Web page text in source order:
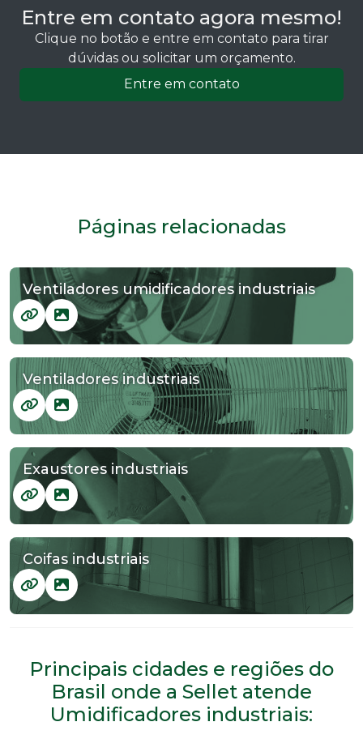
Entre em contato agora mesmo!
Clique no botão e entre em contato para tirar
dúvidas ou solicitar um orçamento.
Entre em contato
Páginas relacionadas
Ventiladores umidificadores industriais
Ventiladores industriais
Exaustores industriais
Coifas industriais
Principais cidades e regiões do
Brasil onde a Sellet atende
Umidificadores industriais: